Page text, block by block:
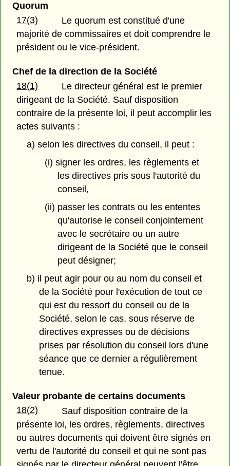
Quorum
17(3)
Le quorum est constitué d'une
majorité de commissaires et doit comprendre le
président ou le vice-président.
Chef de la direction de la Société
18(1)
Le directeur général est le premier
dirigeant de la Société. Sauf disposition
contraire de la présente loi, il peut accomplir les
actes suivants :
a) selon les directives du conseil, il peut :
(i) signer les ordres, les règlements et
les directives pris sous l'autorité du
conseil,
(ii) passer les contrats ou les ententes
qu'autorise le conseil conjointement
avec le secrétaire ou un autre
dirigeant de la Société que le conseil
peut désigner;
b) il peut agir pour ou au nom du conseil et
de la Société pour l'exécution de tout ce
qui est du ressort du conseil ou de la
Société, selon le cas, sous réserve de
directives expresses ou de décisions
prises par résolution du conseil lors d'une
séance que ce dernier a régulièrement
tenue.
Valeur probante de certains documents
18(2)
Sauf disposition contraire de la
présente loi, les ordres, règlements, directives
ou autres documents qui doivent être signés en
vertu de l'autorité du conseil et qui ne sont pas